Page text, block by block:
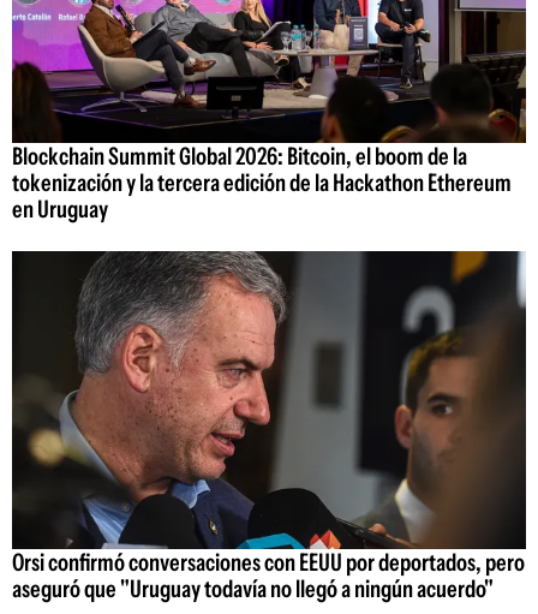
Blockchain Summit Global 2026: Bitcoin, el boom de la
tokenización y la tercera edición de la Hackathon Ethereum
en Uruguay
Orsi confirmó conversaciones con EEUU por deportados, pero
aseguró que "Uruguay todavía no llegó a ningún acuerdo"